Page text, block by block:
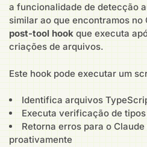
a funcionalidade de detecção
similar ao que encontramos no
post-tool hook que executa
criações de arquivos.
Este hook pode executar um
Identifica arquivos
Executa verificação de
Retorna erros para o
proativamente